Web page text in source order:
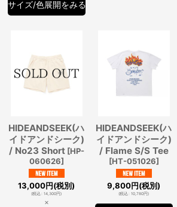
サイズ/色展開をみる
HIDEANDSEEK(ハ
イドアンドシーク)
/ No23 Short [HP-
060626]
13,000円(税別)
(税込: 14,300円)
×
HIDEANDSEEK(ハ
イドアンドシーク)
/ Flame S/S Tee
[HT-051026]
9,800円(税別)
(税込: 10,780円)